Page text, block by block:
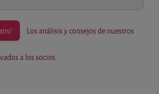
Los análisis y consejos de nuestros
a los socios.